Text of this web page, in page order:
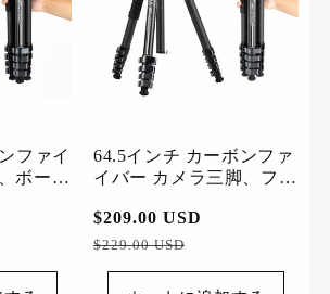
ファイ
ボール
64.5インチ カーボンファ
イバー カメラ三脚、フル
デオ グレー
通
常
価
$209.00 USD
ル
$229.00 USD